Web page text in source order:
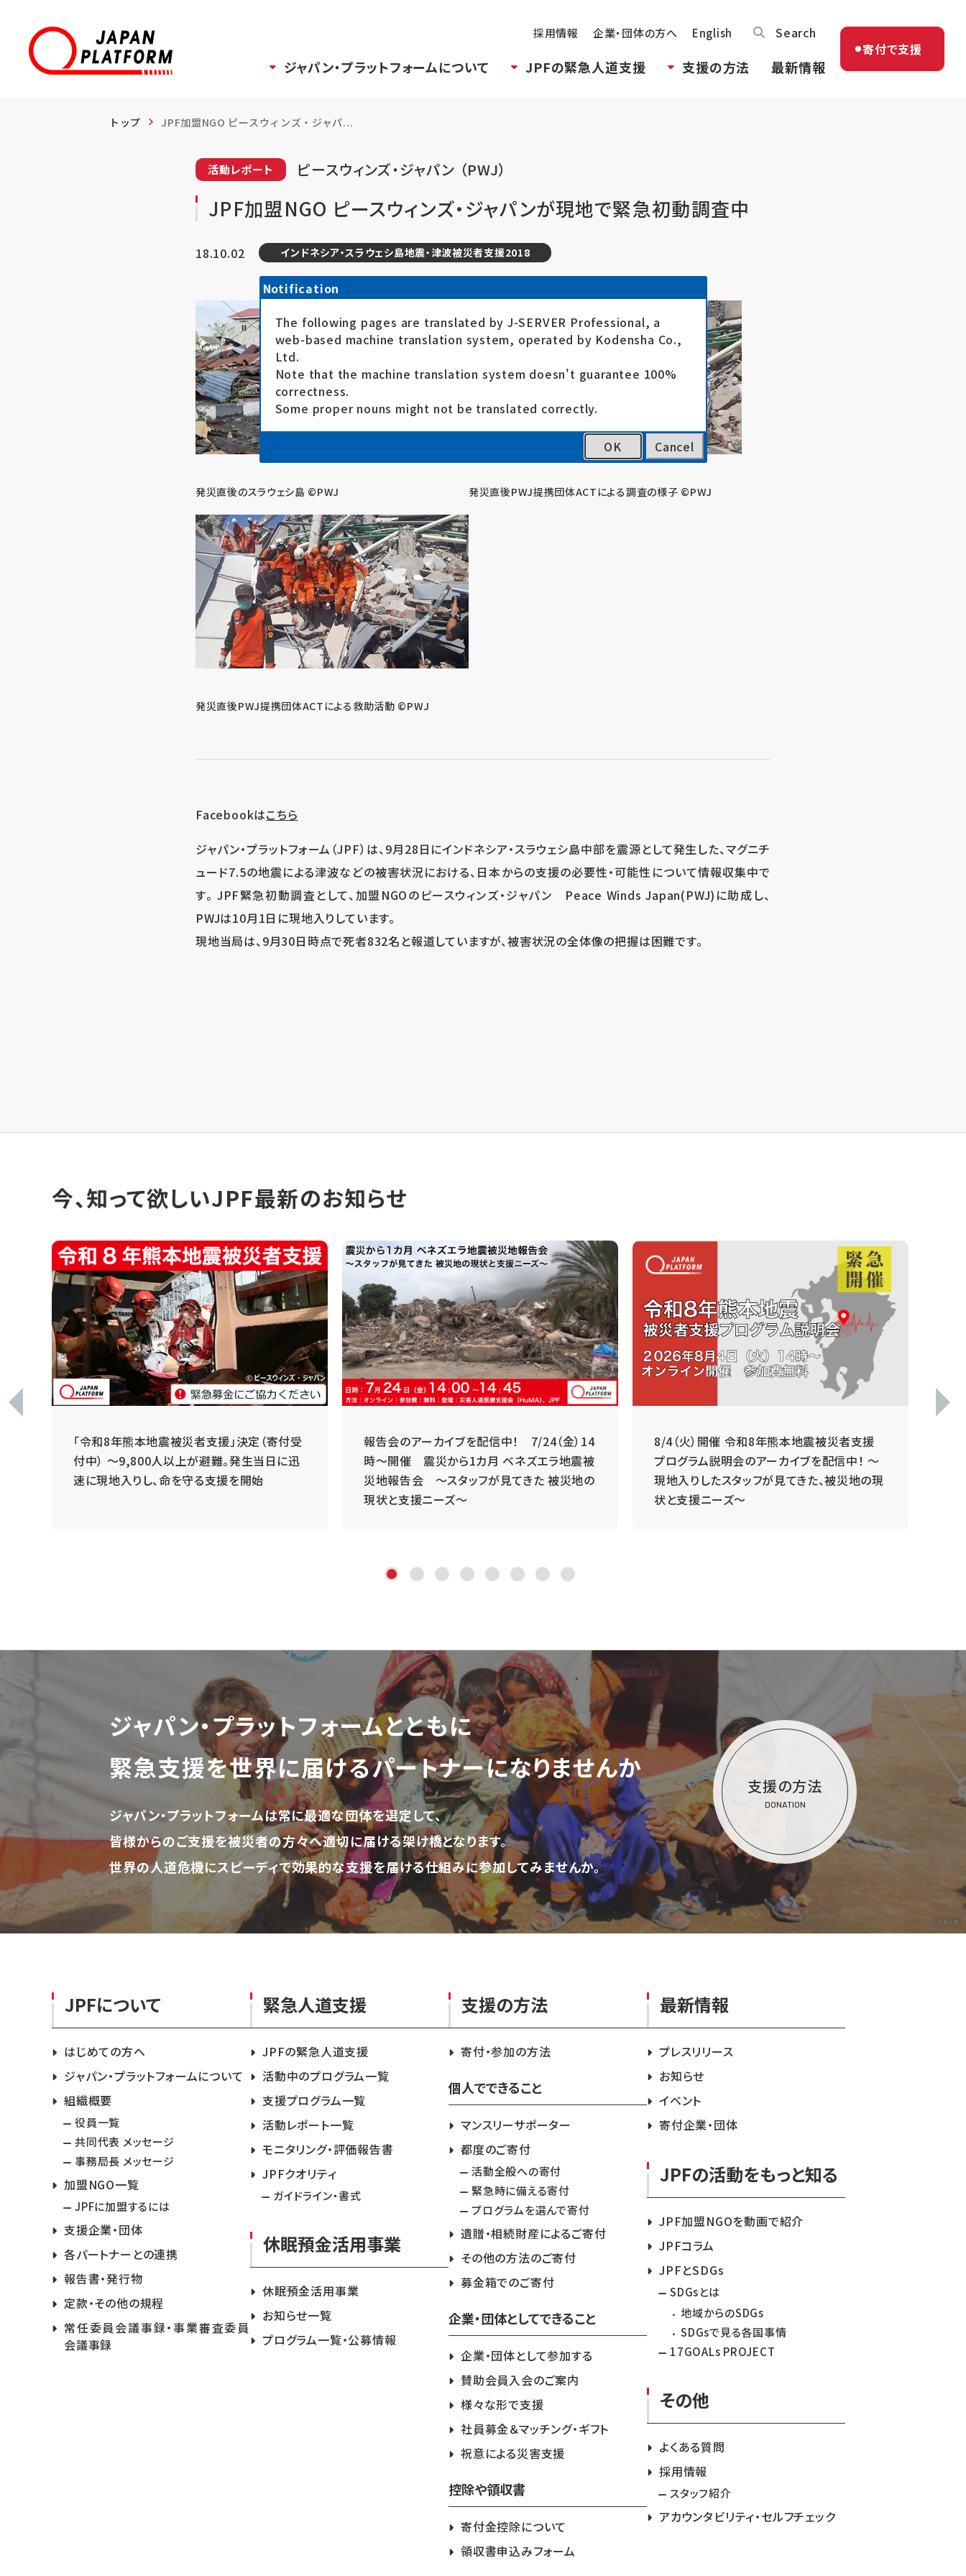
採用情報 企業・団体の方へ English Search
ジャパン・プラットフォームについて JPFの緊急人道支援 支援の方法 最新情報
寄付で支援
トップ JPF加盟NGO ピースウィンズ・ジャパ...
活動レポート ピースウィンズ・ジャパン （PWJ）
JPF加盟NGO ピースウィンズ・ジャパンが現地で緊急初動調査中
18.10.02 インドネシア・スラウェシ島地震・津波被災者支援2018
発災直後のスラウェシ島 ©PWJ 発災直後PWJ提携団体ACTによる調査の様子 ©PWJ
発災直後PWJ提携団体ACTによる救助活動 ©PWJ
Facebookはこちら
ジャパン・プラットフォーム（JPF）は、9月28日にインドネシア・スラウェシ島中部を震源として発生した、マグニチ
ュード7.5の地震による津波などの被害状況における、日本からの支援の必要性・可能性について情報収集中で
す。 JPF緊急初動調査として、加盟NGOのピースウィンズ・ジャパン Peace Winds Japan(PWJ)に助成し、
PWJは10月1日に現地入りしています。
現地当局は、9月30日時点で死者832名と報道していますが、被害状況の全体像の把握は困難です。
今、知って欲しいJPF最新のお知らせ
「令和8年熊本地震被災者支援」決定（寄付受
付中） ～9,800人以上が避難。発生当日に迅
速に現地入りし、命を守る支援を開始
報告会のアーカイブを配信中！ 7/24（金）14
時～開催 震災から1カ月 ベネズエラ地震被
災地報告会 ～スタッフが見てきた 被災地の
現状と支援ニーズ～
8/4（火）開催 令和8年熊本地震被災者支援
プログラム説明会のアーカイブを配信中！ ～
現地入りしたスタッフが見てきた、被災地の現
状と支援ニーズ～
ジャパン・プラットフォームとともに
緊急支援を世界に届けるパートナーになりませんか
ジャパン・プラットフォームは常に最適な団体を選定して、
皆様からのご支援を被災者の方々へ適切に届ける架け橋となります。
世界の人道危機にスピーディで効果的な支援を届ける仕組みに参加してみませんか。
支援の方法
DONATION
©KnK
JPFについて
はじめての方へ
ジャパン・プラットフォームについて
組織概要
役員一覧
共同代表 メッセージ
事務局長 メッセージ
加盟NGO一覧
JPFに加盟するには
支援企業・団体
各パートナーとの連携
報告書・発行物
定款・その他の規程
常任委員会議事録・事業審査委員
会議事録
緊急人道支援
JPFの緊急人道支援
活動中のプログラム一覧
支援プログラム一覧
活動レポート一覧
モニタリング・評価報告書
JPFクオリティ
ガイドライン・書式
休眠預金活用事業
休眠預金活用事業
お知らせ一覧
プログラム一覧・公募情報
支援の方法
寄付・参加の方法
個人でできること
マンスリーサポーター
都度のご寄付
活動全般への寄付
緊急時に備える寄付
プログラムを選んで寄付
遺贈・相続財産によるご寄付
その他の方法のご寄付
募金箱でのご寄付
企業・団体としてできること
企業・団体として参加する
賛助会員入会のご案内
様々な形で支援
社員募金＆マッチング・ギフト
祝意による災害支援
控除や領収書
寄付金控除について
領収書申込みフォーム
最新情報
プレスリリース
お知らせ
イベント
寄付企業・団体
JPFの活動をもっと知る
JPF加盟NGOを動画で紹介
JPFコラム
JPFとSDGs
SDGsとは
地域からのSDGs
SDGsで見る各国事情
17GOALs PROJECT
その他
よくある質問
採用情報
スタッフ紹介
アカウンタビリティ・セルフチェック
Notification
The following pages are translated by J-SERVER Professional, a
web-based machine translation system, operated by Kodensha Co.,
Ltd.
Note that the machine translation system doesn't guarantee 100%
correctness.
Some proper nouns might not be translated correctly.
OK Cancel